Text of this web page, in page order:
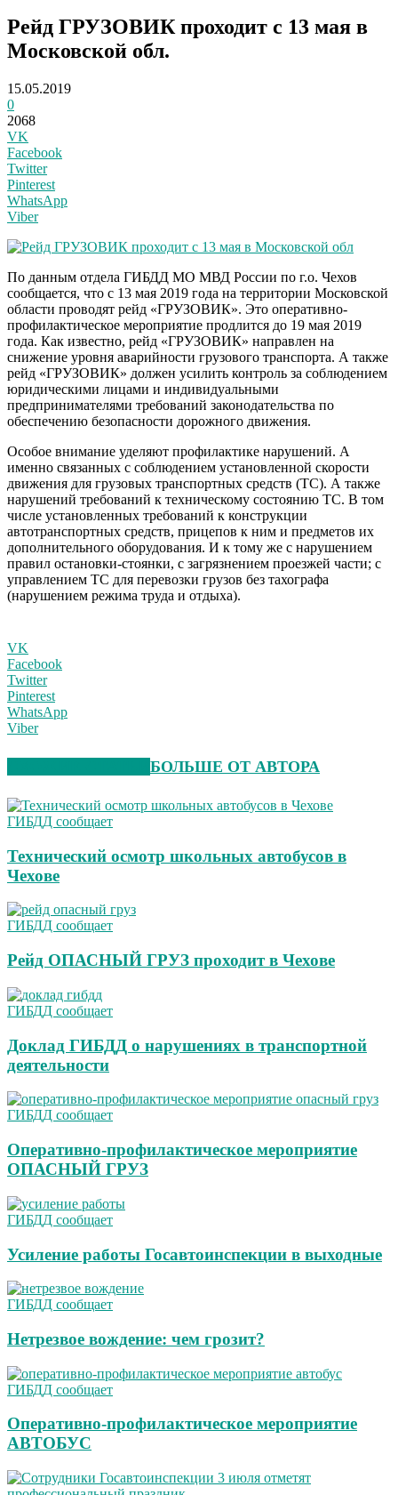
Рейд ГРУЗОВИК проходит с 13 мая в
Московской обл.
15.05.2019
0
2068
VK
Facebook
Twitter
Pinterest
WhatsApp
Viber
По данным отдела ГИБДД МО МВД России по г.о. Чехов
сообщается, что с 13 мая 2019 года на территории Московской
области проводят рейд «ГРУЗОВИК». Это оперативно-
профилактическое мероприятие продлится до 19 мая 2019
года. Как известно, рейд «ГРУЗОВИК» направлен на
снижение уровня аварийности грузового транспорта. А также
рейд «ГРУЗОВИК» должен усилить контроль за соблюдением
юридическими лицами и индивидуальными
предпринимателями требований законодательства по
обеспечению безопасности дорожного движения.
Особое внимание уделяют профилактике нарушений. А
именно связанных с соблюдением установленной скорости
движения для грузовых транспортных средств (ТС). А также
нарушений требований к техническому состоянию ТС. В том
числе установленных требований к конструкции
автотранспортных средств, прицепов к ним и предметов их
дополнительного оборудования. И к тому же с нарушением
правил остановки-стоянки, с загрязнением проезжей части; с
управлением ТС для перевозки грузов без тахографа
(нарушением режима труда и отдыха).
VK
Facebook
Twitter
Pinterest
WhatsApp
Viber
БОЛЬШЕ ОТ АВТОРА
ГИБДД сообщает
Технический осмотр школьных автобусов в
Чехове
ГИБДД сообщает
Рейд ОПАСНЫЙ ГРУЗ проходит в Чехове
ГИБДД сообщает
Доклад ГИБДД о нарушениях в транспортной
деятельности
ГИБДД сообщает
Оперативно-профилактическое мероприятие
ОПАСНЫЙ ГРУЗ
ГИБДД сообщает
Усиление работы Госавтоинспекции в выходные
ГИБДД сообщает
Нетрезвое вождение: чем грозит?
ГИБДД сообщает
Оперативно-профилактическое мероприятие
АВТОБУС